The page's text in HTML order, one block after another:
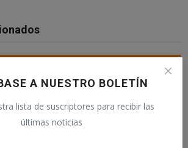
A NUESTRO BOLETÍN
lista de suscriptores para recibir las
últimas noticias